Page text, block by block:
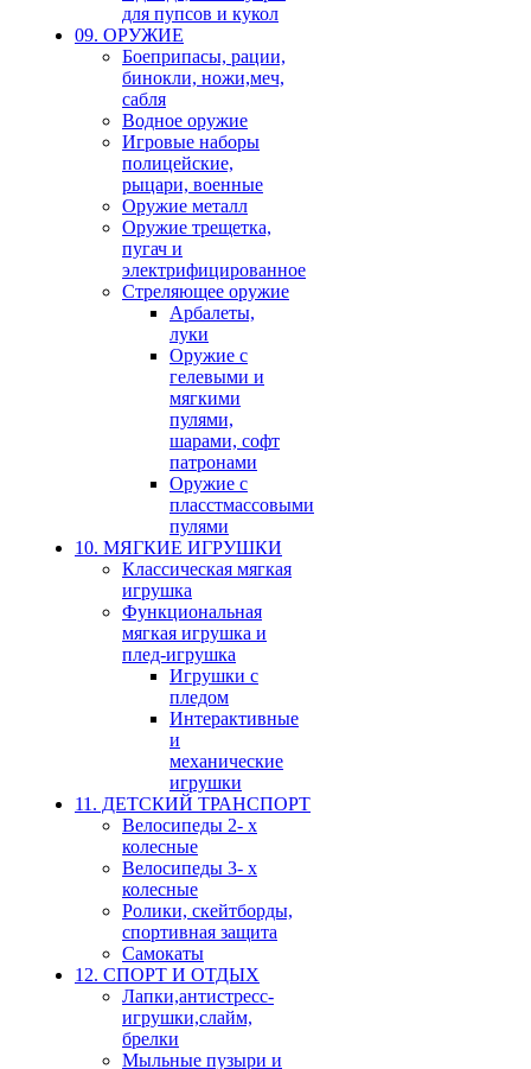
для пупсов и кукол
09. ОРУЖИЕ
Боеприпасы, рации,
бинокли, ножи,меч,
сабля
Водное оружие
Игровые наборы
полицейские,
рыцари, военные
Оружие металл
Оружие трещетка,
пугач и
электрифицированное
Стреляющее оружие
Арбалеты,
луки
Оружие с
гелевыми и
мягкими
пулями,
шарами, софт
патронами
Оружие с
пласстмассовыми
пулями
10. МЯГКИЕ ИГРУШКИ
Классическая мягкая
игрушка
Функциональная
мягкая игрушка и
плед-игрушка
Игрушки с
пледом
Интерактивные
и
механические
игрушки
11. ДЕТСКИЙ ТРАНСПОРТ
Велосипеды 2- х
колесные
Велосипеды 3- х
колесные
Ролики, скейтборды,
спортивная защита
Самокаты
12. СПОРТ И ОТДЫХ
Лапки,антистресс-
игрушки,слайм,
брелки
Мыльные пузыри и